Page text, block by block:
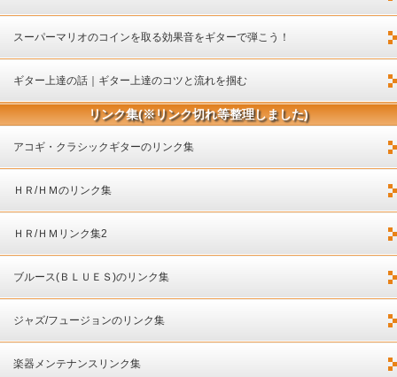
ついて
スーパーマリオのコインを取る効果音をギターで弾こう！
ギター上達の話｜ギター上達のコツと流れを掴む
リンク集(※リンク切れ等整理しました)
アコギ・クラシックギターのリンク集
ＨＲ/ＨＭのリンク集
ＨＲ/ＨＭリンク集2
ブルース(ＢＬＵＥＳ)のリンク集
ジャズ/フュージョンのリンク集
楽器メンテナンスリンク集